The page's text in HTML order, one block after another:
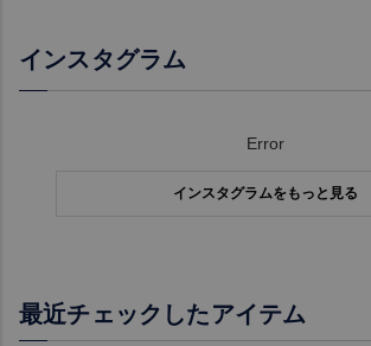
インスタグラム
Error
インスタグラムをもっと見る
最近チェックしたアイテム